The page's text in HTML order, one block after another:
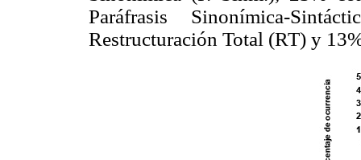
Paráfrasis Sinonímica-
Restructuración Total (RT) y